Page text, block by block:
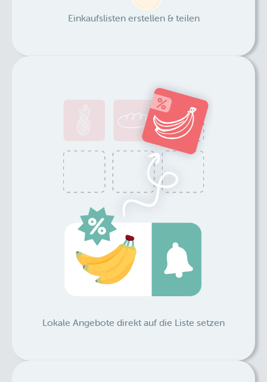
Einkaufslisten erstellen & teilen
Lokale Angebote direkt auf die Liste setzen